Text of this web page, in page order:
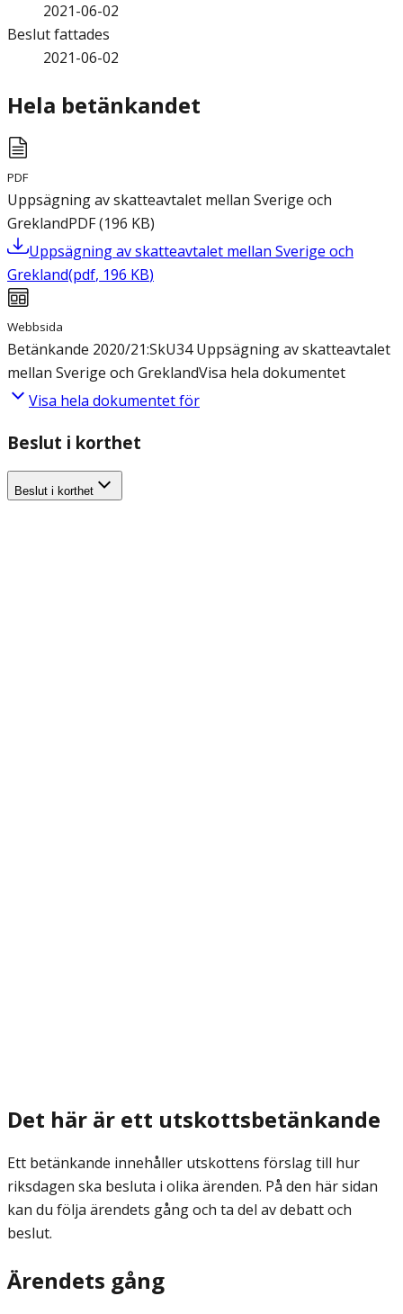
2021-06-02
Beslut fattades
2021-06-02
Hela betänkandet
PDF
Uppsägning av skatteavtalet mellan Sverige och
GreklandPDF(196 KB)
Uppsägning av skatteavtalet mellan Sverige och
Grekland(pdf, 196 KB)
Webbsida
Betänkande 2020/21:SkU34 Uppsägning av skatteavtalet
mellan Sverige och GreklandVisa hela dokumentet
Visa hela dokumentet för
Beslut i korthet
Beslut i korthet
Det här är ett utskottsbetänkande
Ett betänkande innehåller utskottens förslag till hur
riksdagen ska besluta i olika ärenden. På den här sidan
kan du följa ärendets gång och ta del av debatt och
beslut.
Ärendets gång